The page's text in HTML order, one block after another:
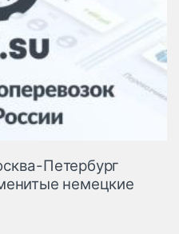
Петербург
немецкие